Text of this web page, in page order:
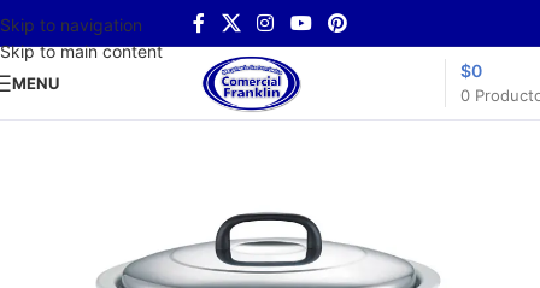
Skip to navigation
Skip to main content
MENU
0
$0